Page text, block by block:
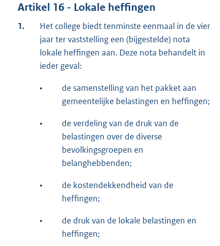
Artikel 16 - Lokale heffingen
1.
Het college biedt tenminste eenmaal in de vier
jaar ter vaststelling een (bijgestelde) nota
lokale heffingen aan. Deze nota behandelt in
ieder geval:
•
de samenstelling van het pakket aan
gemeentelijke belastingen en heffingen;
•
de verdeling van de druk van de
belastingen over de diverse
bevolkingsgroepen en
belanghebbenden;
•
de kostendekkendheid van de
heffingen;
•
de druk van de lokale belastingen en
heffingen;